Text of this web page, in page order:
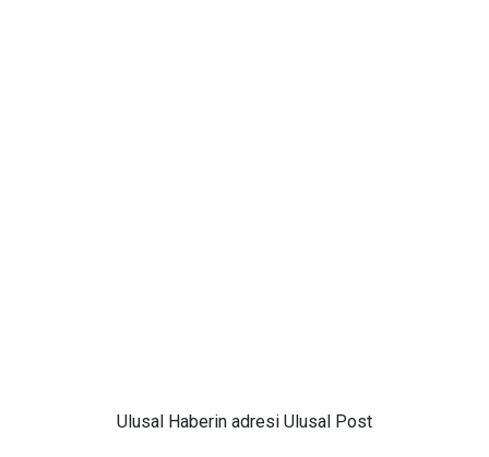
Ulusal Haberin adresi Ulusal Post